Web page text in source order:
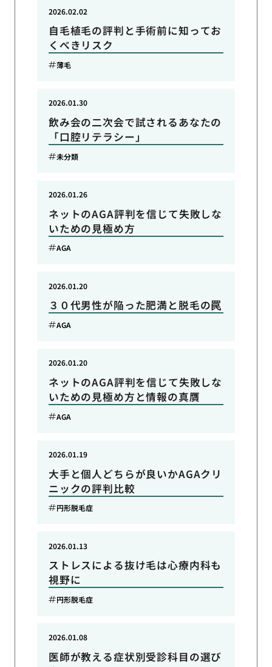
自毛植毛の評判と手術前に知ってお
くべきリスク
2026.02.02
薄毛
飲み会の二次会で試されるあなたの
「口腔リテラシー」
2026.01.30
未分類
ネットのAGA評判を信じて失敗しな
いための見極め方
2026.01.26
AGA
３０代男性が陥った肥満と脱毛の罠
2026.01.20
AGA
ネットのAGA評判を信じて失敗しな
いための見極め方と情報の真贋
2026.01.20
AGA
大手と個人どちらが良いかAGAクリ
ニックの評判比較
2026.01.19
円形脱毛症
ストレスによる抜け毛は心療内科も
視野に
2026.01.13
円形脱毛症
医師が教える症状別受診科目の選び
2026.01.08